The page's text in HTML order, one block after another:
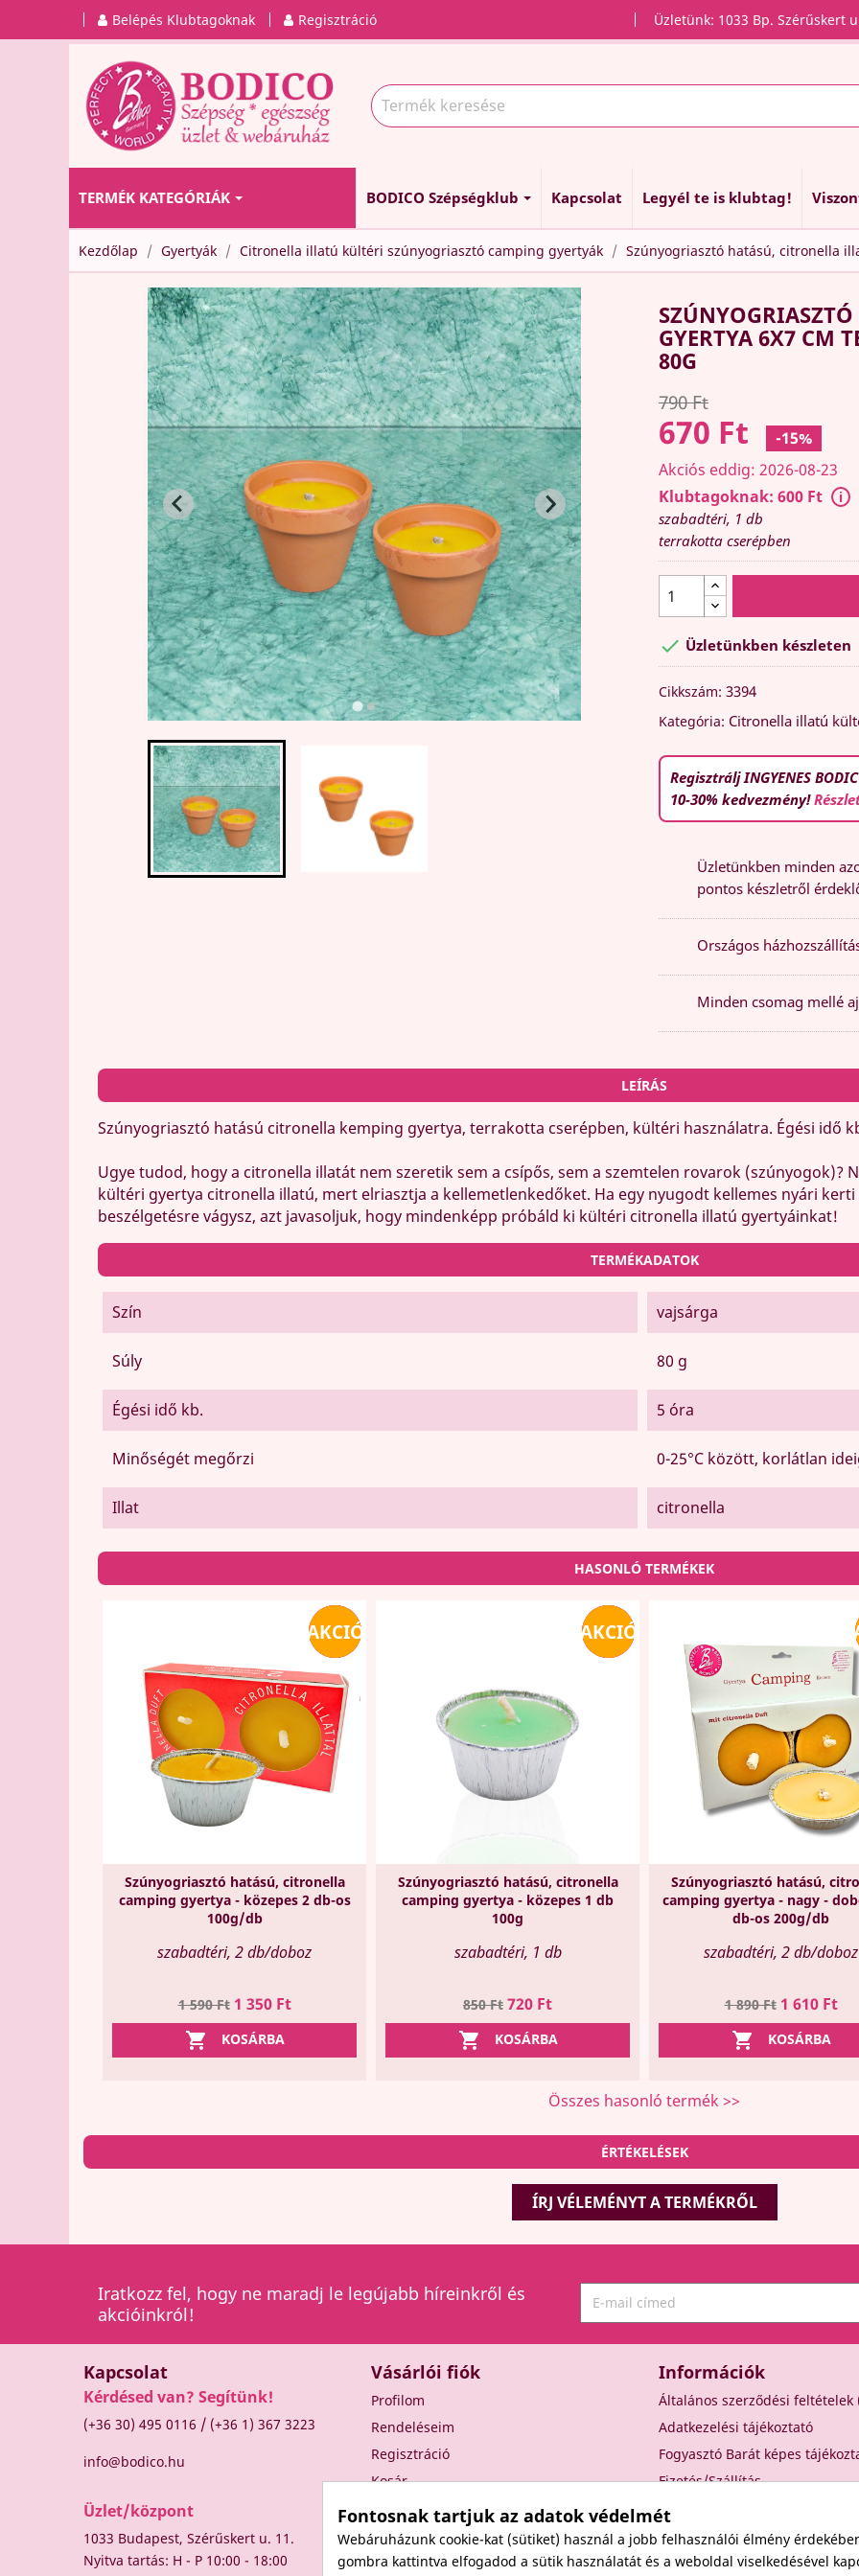
Belépés Klubtagoknak Regisztráció Üzletünk: 1033 Bp. Szérűskert
TERMÉK KATEGÓRIÁK BODICO Szépségklub Kapcsolat Legyél te is klubtag!
Kezdőlap Gyertyák Citronella illatú kültéri szúnyogriasztó camping gyertyák Szúnyogriasztó hatású, citronella
GYERTYA 6X7 CM
80G
790 Ft
670 Ft
-15%
Akciós eddig: 2026-08-23
Klubtagoknak: 600 Ft
szabadtéri, 1 db
terrakotta cserépben
 Üzletünkben készleten
Cikkszám: 3394
Kategória: Citronella illatú
Regisztrálj INGYENES
10-30% kedvezmény!
Üzletünkben minden
pontos készletről
Országos
Minden csomag mellé
LEÍRÁS
Szúnyogriasztó hatású citronella kemping gyertya, terrakotta cserépben, kültéri használatra. Égési idő
Ugye tudod, hogy a citronella illatát nem szeretiksem a csípős, sem a szemtelen rovarok (szúnyogok)?
kültéri gyertya citronella illatú, mert elriasztja a kellemetlenkedőket. Ha egy nyugodt kellemes nyári
beszélgetésre vágysz, azt javasoljuk, hogy mindenképp próbáld ki kültéri citronella illatú gyertyáinkat!
TERMÉKADATOK
Szín vajsárga
Súly 80 g
Égési idő kb. 5 óra
Minőségét megőrzi 0-25°C között, korlátlan
Illat citronella
HASONLÓ TERMÉKEK
Szúnyogriasztó hatású, citronella
camping gyertya - közepes 2 db-os
100g/db
szabadtéri, 2 db/doboz
Regular
price
1 590 Ft
-15%
-15%
AKCIÓ
Ár
1 350 Ft
 KOSÁRBA
Szúnyogriasztó hatású, citronella
camping gyertya - közepes 1 db
100g
szabadtéri, 1 db
Regular
price
850 Ft
-15%
-15%
AKCIÓ
Ár
720 Ft
 KOSÁRBA
Szúnyogriasztó hatású,
camping gyertya - nagy -
db-os 200g/db
szabadtéri, 2 db/doboz
Regular
price
1 890 Ft Ár
1 610 Ft
 KOSÁRBA
Összes hasonló termék >>
ÉRTÉKELÉSEK
ÍRJ VÉLEMÉNYT A TERMÉKRŐL
Iratkozz fel, hogy ne maradj le legújabb híreinkről és
akcióinkról!
Kapcsolat
Kérdésed van? Segítünk!
(+36 30) 495 0116 / (+36 1) 367 3223
info@bodico.hu
Üzlet/központ
1033 Budapest, Szérűskert u. 11.
Nyitva tartás: H - P 10:00 - 18:00
Vásárlói fiók
Profilom
Rendeléseim
Regisztráció
Kosár
Információk
Általános szerződési feltételek
Adatkezelési tájékoztató
Fogyasztó Barát képes
Fizetés/Szállítás
Elállási nyilatkozat
Elállás a szerződéstől
Rólunk
Fontosnak tartjuk az adatok védelmét
Webáruházunk cookie-kat (sütiket) használ a jobb felhasználói élmény
gombra kattintva elfogadod a sütik használatát és a weboldal viselkedésével